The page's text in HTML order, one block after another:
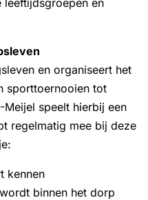
en organiseert het
sporttoernooien tot
Meijel speelt hierbij een
regelmatig mee bij deze
kennen
binnen het dorp